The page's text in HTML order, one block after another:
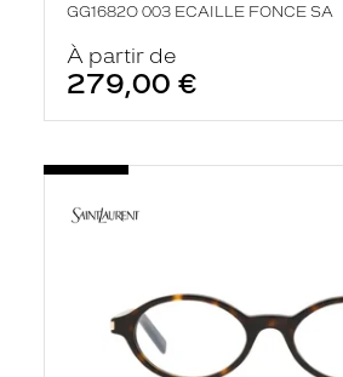
GG1682O 003 ECAILLE FONCE SA
À partir de
279,00 €